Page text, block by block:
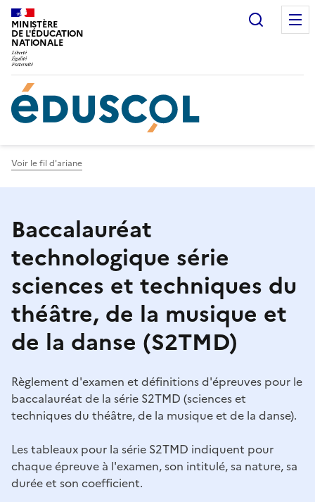
Gestion de vos préférences sur les cookies
MINISTÈRE
DE L'ÉDUCATION
NATIONALE
Voir le fil d'ariane
Baccalauréat
technologique série
sciences et techniques du
théâtre, de la musique et
de la danse (S2TMD)
Règlement d'examen et définitions d'épreuves pour le
baccalauréat de la série S2TMD (sciences et
techniques du théâtre, de la musique et de la danse).
Les tableaux pour la série S2TMD indiquent pour
chaque épreuve à l'examen, son intitulé, sa nature, sa
durée et son coefficient.